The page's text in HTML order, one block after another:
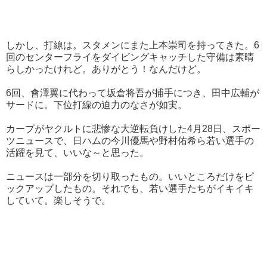
しかし、打線は。スタメンにまた上本崇司を持ってきた。6
回のセンターフライをダイビングキャッチした守備は素晴
らしかったけれど。ありがとう！なんだけど。
6回、會澤翼に代わって坂倉将吾が捕手につき、田中広輔が
サードに。下位打線の迫力のなさが如実。
カープがヤクルトに悲惨な大逆転負けした4月28日、スポー
ツニュースで、日ハムの今川優馬や野村佑希ら若い選手の
活躍を見て、いいな～と思った。
ニュースは一部分を切り取ったもの。いいところだけをピ
ックアップしたもの。それでも、若い選手たちがイキイキ
していて。楽しそうで。